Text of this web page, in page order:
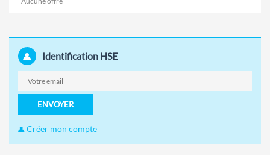
Identification HSE
ENVOYER
Créer mon compte